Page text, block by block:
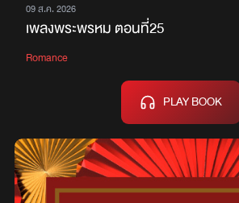
09 ส.ค. 2026
เพลงพระพรหม ตอนที่25
Romance
PLAY BOOK